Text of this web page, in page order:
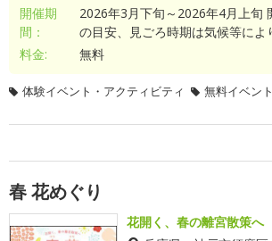
開催期
間：
2026年3月下旬～2026年4月上旬
の目安、見ごろ時期は気候等によ
料金:
無料
体験イベント・アクティビティ 無料イベント
春 花めぐり
花開く、春の離宮散策へ